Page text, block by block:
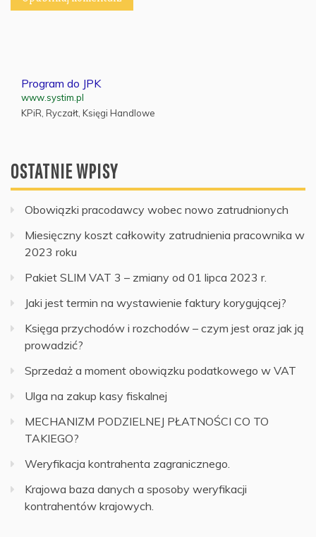
Program do JPK
www.systim.pl
KPiR, Ryczałt, Księgi Handlowe
OSTATNIE WPISY
Obowiązki pracodawcy wobec nowo zatrudnionych
Miesięczny koszt całkowity zatrudnienia pracownika w
2023 roku
Pakiet SLIM VAT 3 – zmiany od 01 lipca 2023 r.
Jaki jest termin na wystawienie faktury korygującej?
Księga przychodów i rozchodów – czym jest oraz jak ją
prowadzić?
Sprzedaż a moment obowiązku podatkowego w VAT
Ulga na zakup kasy fiskalnej
MECHANIZM PODZIELNEJ PŁATNOŚCI CO TO
TAKIEGO?
Weryfikacja kontrahenta zagranicznego.
Krajowa baza danych a sposoby weryfikacji
kontrahentów krajowych.